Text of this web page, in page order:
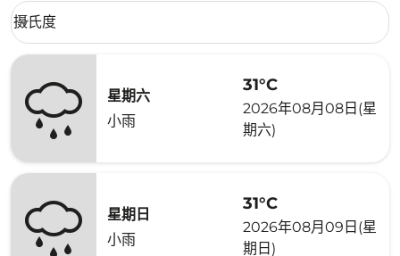
Weather unit option 摄氏度 Selected
摄氏度
keyboard_arrow_down
星期六
小雨
31°C
2026年08月08日(星
期六)
星期日
小雨
31°C
2026年08月09日(星
期日)